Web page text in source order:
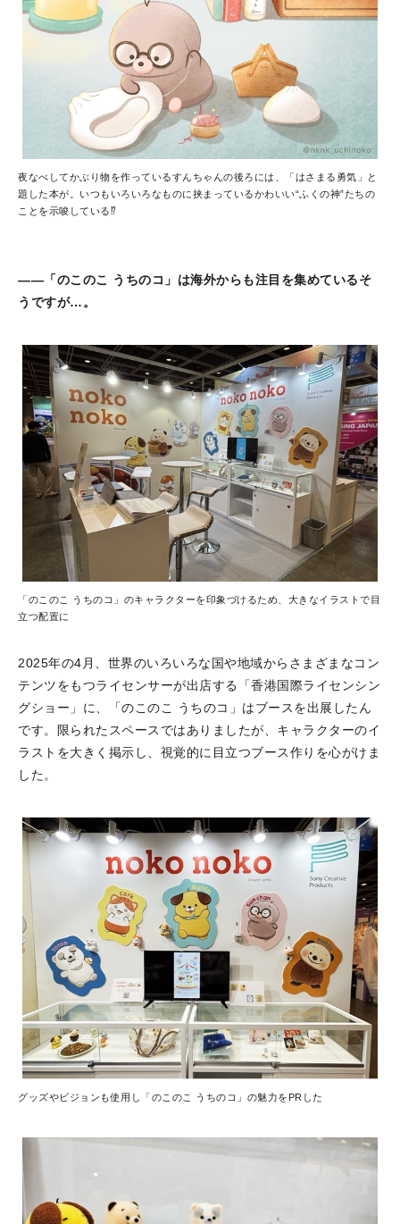
夜なべしてかぶり物を作っているすんちゃんの後ろには、「はさまる勇気」と
題した本が。いつもいろいろなものに挟まっているかわいい“ふくの神”たちの
ことを示唆している⁉
――「のこのこ うちのコ」は海外からも注目を集めているそ
うですが…。
「のこのこ うちのコ」のキャラクターを印象づけるため、大きなイラストで目
立つ配置に
2025年の4月、世界のいろいろな国や地域からさまざまなコン
テンツをもつライセンサーが出店する「香港国際ライセンシン
グショー」に、「のこのこ うちのコ」はブースを出展したん
です。限られたスペースではありましたが、キャラクターのイ
ラストを大きく掲示し、視覚的に目立つブース作りを心がけま
した。
グッズやビジョンも使用し「のこのこ うちのコ」の魅力をPRした